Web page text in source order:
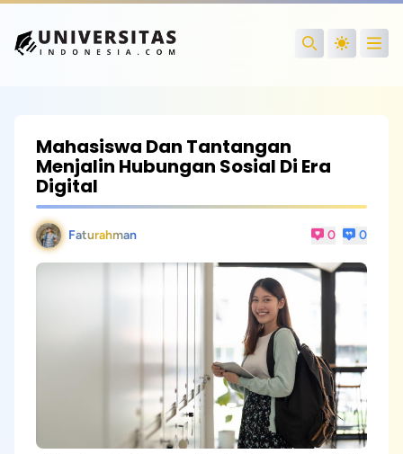
Search
Mahasiswa Dan Tantangan
Menjalin Hubungan Sosial Di Era
Digital
Faturahman 0 0